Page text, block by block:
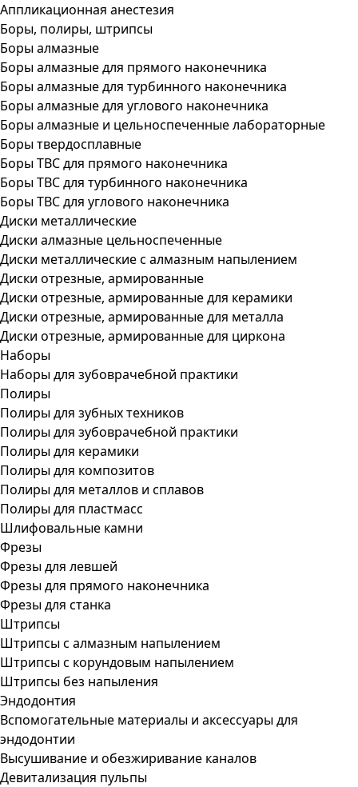
Аппликационная анестезия
Боры, полиры, штрипсы
Боры алмазные
Боры алмазные для прямого наконечника
Боры алмазные для турбинного наконечника
Боры алмазные для углового наконечника
Боры алмазные и цельноспеченные лабораторные
Боры твердосплавные
Боры ТВС для прямого наконечника
Боры ТВС для турбинного наконечника
Боры ТВС для углового наконечника
Диски металлические
Диски алмазные цельноспеченные
Диски металлические с алмазным напылением
Диски отрезные, армированные
Диски отрезные, армированные для керамики
Диски отрезные, армированные для металла
Диски отрезные, армированные для циркона
Наборы
Наборы для зубоврачебной практики
Полиры
Полиры для зубных техников
Полиры для зубоврачебной практики
Полиры для керамики
Полиры для композитов
Полиры для металлов и сплавов
Полиры для пластмасс
Шлифовальные камни
Фрезы
Фрезы для левшей
Фрезы для прямого наконечника
Фрезы для станка
Штрипсы
Штрипсы c алмазным напылением
Штрипсы c корундовым напылением
Штрипсы без напыления
Эндодонтия
Вспомогательные материалы и аксессуары для
эндодонтии
Высушивание и обезжиривание каналов
Девитализация пульпы